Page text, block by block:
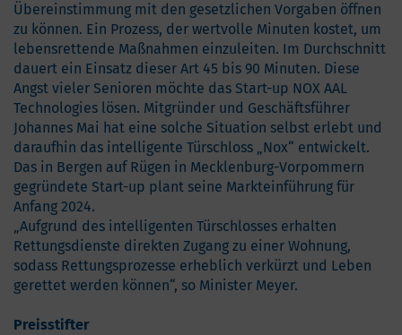
Übereinstimmung mit den gesetzlichen Vorgaben öffnen
zu können. Ein Prozess, der wertvolle Minuten kostet, um
lebensrettende Maßnahmen einzuleiten. Im Durchschnitt
dauert ein Einsatz dieser Art 45 bis 90 Minuten. Diese
Angst vieler Senioren möchte das Start-up NOX AAL
Technologies lösen. Mitgründer und Geschäftsführer
Johannes Mai hat eine solche Situation selbst erlebt und
daraufhin das intelligente Türschloss „Nox“ entwickelt.
Das in Bergen auf Rügen in Mecklenburg-Vorpommern
gegründete Start-up plant seine Markteinführung für
Anfang 2024.
„Aufgrund des intelligenten Türschlosses erhalten
Rettungsdienste direkten Zugang zu einer Wohnung,
sodass Rettungsprozesse erheblich verkürzt und Leben
gerettet werden können“, so Minister Meyer.
Preisstifter